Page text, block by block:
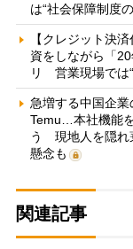
は“社会保障制度
【クレジット決
資をしながら「
リ 営業現場では
急増する中国企業
Temu…本社機能
う 現地人を隠れ
懸念も
関連記事